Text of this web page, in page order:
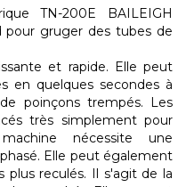
TN-200E BAILEIGH
pour gruger des tubes de
et rapide. Elle peut
en quelques secondes à
poinçons trempés. Les
très simplement pour
nécessite une
Elle peut également
plus reculés. Il s'agit de la